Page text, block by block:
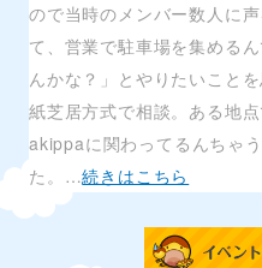
ので当時のメンバー数人に
て、営業で駐車場を集める
んかな？」とやりたいこと
紙芝居方式で相談。ある地
akippaに関わってるんちゃ
た。…続きはこちら